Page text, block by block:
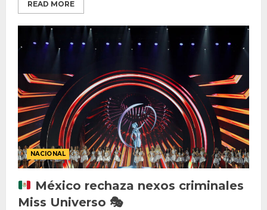
READ MORE
NACIONAL
México rechaza nexos criminales
Miss Universo 🎭